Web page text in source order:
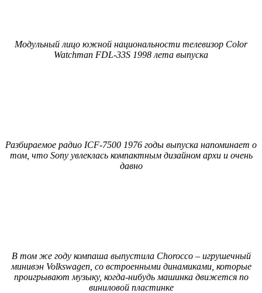
Модульный лицо южной национальности телевизор Color
Watchman FDL-33S 1998 лета выпуска
Разбираемое радио ICF-7500 1976 годы выпуска напоминает о
том, что Sony увлеклась компактным дизайном архи и очень
давно
В том же году компаша выпустила Chorocco – игрушечный
минивэн Volkswagen, со встроенными динамиками, которые
проигрывают музыку, когда-нибудь машинка движется по
виниловой пластинке